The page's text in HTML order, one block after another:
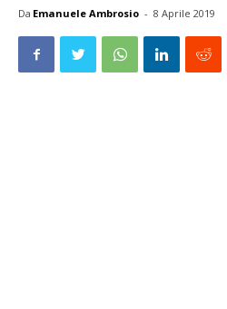
Da Emanuele Ambrosio - 8 Aprile 2019